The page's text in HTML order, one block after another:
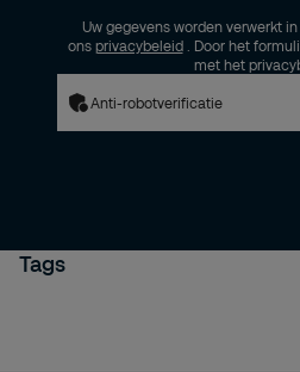
Uw gegevens worden verwerkt
ons privacybeleid
. Door het
met het
Anti-robotverificatie
Tags